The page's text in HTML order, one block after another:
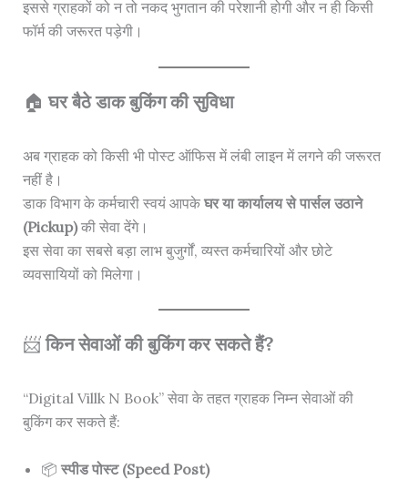
इससे ग्राहकों को न तो नकद भुगतान की परेशानी होगी और न ही किसी
फॉर्म की जरूरत पड़ेगी।
🏠घर बैठे डाक बुकिंग की सुविधा
अब ग्राहक को किसी भी पोस्ट ऑफिस में लंबी लाइन में लगने की जरूरत
नहीं है।
डाक विभाग के कर्मचारी स्वयं आपके घर या कार्यालय से पार्सल उठाने
(Pickup)की सेवा देंगे।
इस सेवा का सबसे बड़ा लाभ बुजुर्गों, व्यस्त कर्मचारियों और छोटे
व्यवसायियों को मिलेगा।
📨किन सेवाओं की बुकिंग कर सकते हैं?
“Digital Villk N Book” सेवा के तहत ग्राहक निम्न सेवाओं की
बुकिंग कर सकते हैं:
📦 स्पीड पोस्ट (Speed Post)